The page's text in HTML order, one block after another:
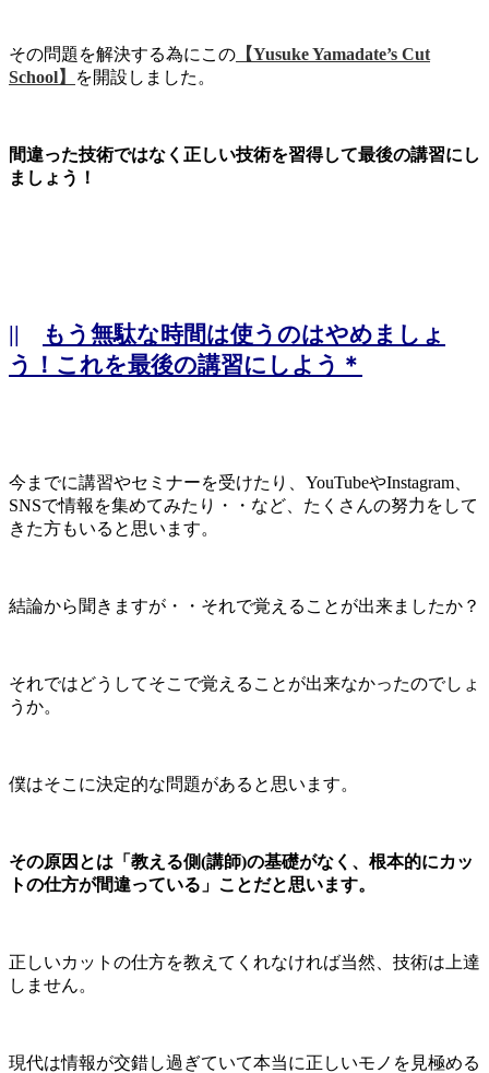
その問題を解決する為にこの 【Yusuke Yamadate’s Cut
School】
を開設しました。
間違った技術ではなく正しい技術を習得して最後の講習にし
ましょう！
||
もう無駄な時間は使うのはやめましょ
う！これを最後の講習にしよう＊
今までに講習やセミナーを受けたり、YouTubeやInstagram、
SNSで情報を集めてみたり・・など、たくさんの努力をして
きた方もいると思います。
結論から聞きますが・・それで覚えることが出来ましたか？
それではどうしてそこで覚えることが出来なかったのでしょ
うか。
僕はそこに決定的な問題があると思います。
その原因とは「教える側(講師)の基礎がなく、根本的にカッ
トの仕方が間違っている」ことだと思います。
正しいカットの仕方を教えてくれなければ当然、技術は上達
しません。
現代は情報が交錯し過ぎていて本当に正しいモノを見極める